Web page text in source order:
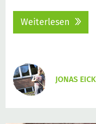
Weiterlesen
JONAS